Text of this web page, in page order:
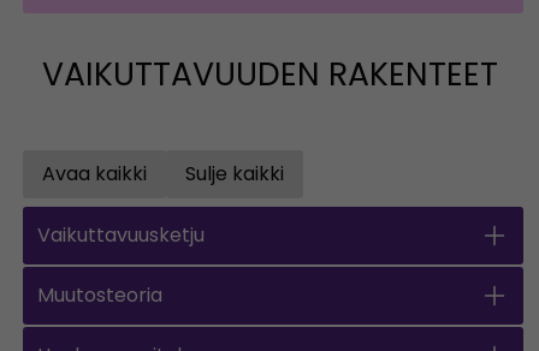
VAIKUTTAVUUDEN RAKENTEET
Avaa kaikki
Open all accordions
Sulje kaikki
Vaikuttavuusketju
Muutosteoria